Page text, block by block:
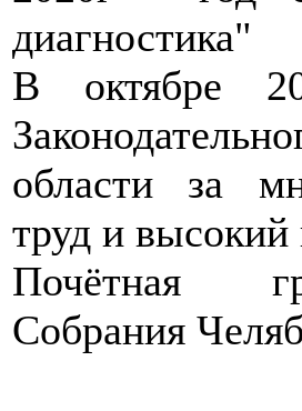
диагностика"
В октябре
области за
труд и
Почётная
Собрания